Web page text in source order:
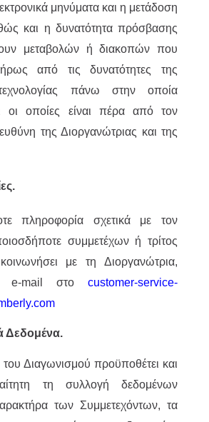
μηνύματα και η μετάδοση
και η δυνατότητα πρόσβασης
μεταβολών ή διακοπών που
από τις δυνατότητες της
πάνω στην οποία
οι οποίες είναι πέρα από τον
της Διοργανώτριας και της
πληροφορία σχετικά με τον
συμμετέχων ή τρίτος
με τη Διοργανώτρια,
e-mail στο customer-service-
Δεδομένα.
Διαγωνισμού προϋποθέτει και
τη συλλογή δεδομένων
των Συμμετεχόντων, τα